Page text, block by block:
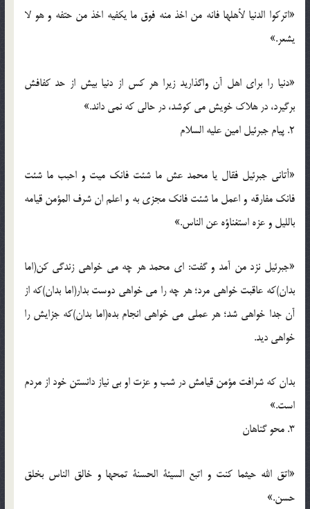
«اترکوا الدنیا لأهلها فانه من اخذ منه فوق ما یکفیه اخذ من حتفه و هو لا
یشعر.»
«دنیا را برای اهل آن واگذارید زیرا هر کس از دنیا بیش از حد کفافش
برگیرد، در هلاک خویش می کوشد، در حالی که نمی داند.»
2. پیام جبرئیل امین علیه السلام
«أتانی جبرئیل فقال یا محمد عش ما شئت فانک میت و احبب ما شئت
فانک مفارقه و اعمل ما شئت فانک مجزی به و اعلم ان شرف المؤمن قیامه
باللیل و عزه استغناؤه عن الناس.»
«جبرئیل نزد من آمد و گفت: ای محمد هر چه می خواهی زندگی کن(اما
بدان)که عاقبت خواهی مرد؛ هر چه را می خواهی دوست بدار(اما بدان)که از
آن جدا خواهی شد؛ هر عملی می خواهی انجام بده(اما بدان)که جزایش را
خواهی دید.
بدان که شرافت مؤمن قیامش در شب و عزت او بی نیاز دانستن خود از مردم
است.»
3. محو گناهان
«اتق الله حیثما کنت و اتبع السیئة الحسنة تمحها و خالق الناس بخلق
حسن.»